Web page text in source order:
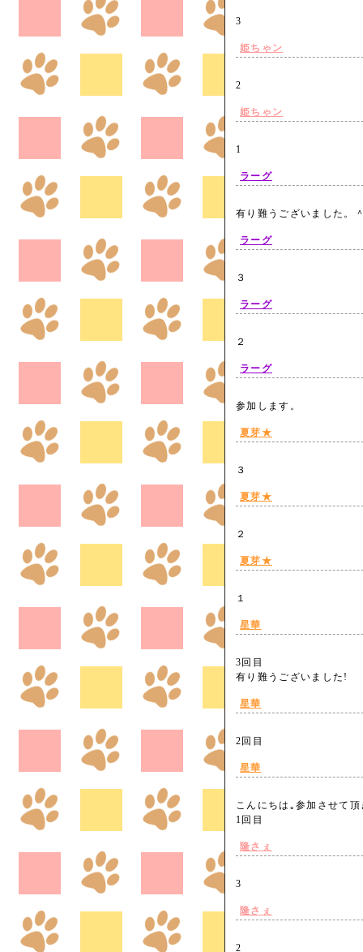
3
姫ちゃン
2
姫ちゃン
1
ラーグ
有り難うございました
ラーグ
３
ラーグ
２
ラーグ
参加します。
夏芽★
３
夏芽★
２
夏芽★
１
星華
3回目
有り難うございました!
星華
2回目
星華
こんにちは｡参加させて
1回目
隆さぇ
3
隆さぇ
2